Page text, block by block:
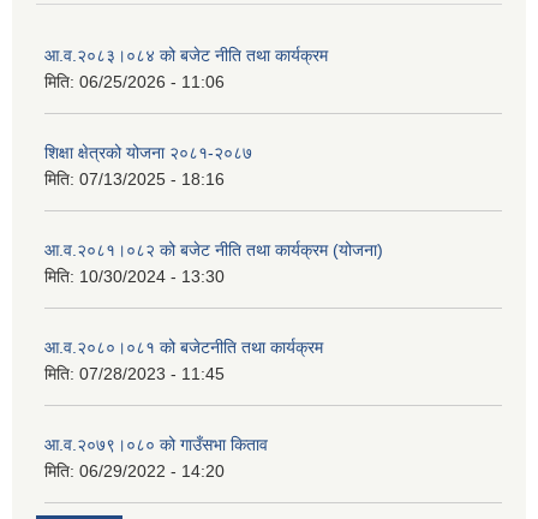
आ.व.२०८३।०८४ को बजेट नीति तथा कार्यक्रम
मिति: 06/25/2026 - 11:06
शिक्षा क्षेत्रको योजना २०८१-२०८७
मिति: 07/13/2025 - 18:16
आ.व.२०८१।०८२ को बजेट नीति तथा कार्यक्रम (योजना)
मिति: 10/30/2024 - 13:30
आ.व.२०८०।०८१ को बजेटनीति तथा कार्यक्रम
मिति: 07/28/2023 - 11:45
आ.व.२०७९।०८० को गाउँसभा किताव
मिति: 06/29/2022 - 14:20